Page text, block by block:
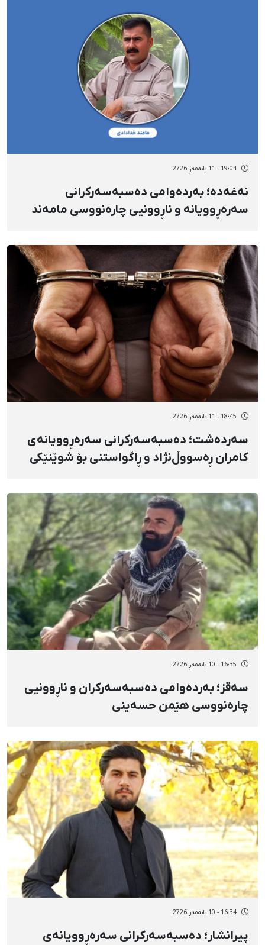
19:04 - 11 بانەمەڕ 2726
نەغەدە؛ بەردەوامی دەسبەسەرکرانی
سەرەڕوویانه و ناڕوونیی چارەنووسی مامەند
18:45 - 11 بانەمەڕ 2726
سەردەشت؛ دەسبەسەرکرانی سەرەڕوویانەی
کامران ڕەسووڵ‌نژاد و ڕاگواستنی بۆ شوێنێکی
16:35 - 10 بانەمەڕ 2726
سەقز؛ بەردەوامی دەسبەسەرکران و ناڕوونیی
چارەنووسی هێمن حسەینی
16:34 - 10 بانەمەڕ 2726
پیرانشار؛ دەسبەسەرکرانی سەرەڕوویانەی